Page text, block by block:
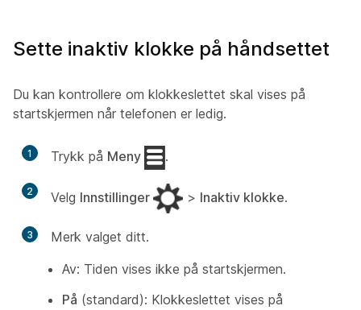
Sette inaktiv klokke på håndsettet
Du kan kontrollere om klokkeslettet skal vises på
startskjermen når telefonen er ledig.
1 Trykk på Meny .
2 Velg Innstillinger > Inaktiv klokke.
3
Merk valget ditt.
Av: Tiden vises ikke på startskjermen.
På (standard): Klokkeslettet vises på